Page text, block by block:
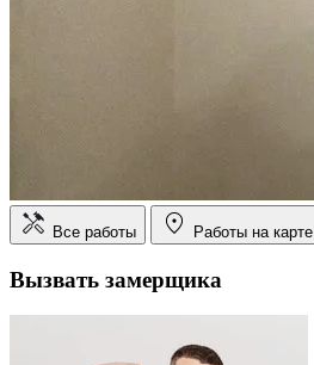
Все работы Работы на карте
Вызвать замерщика